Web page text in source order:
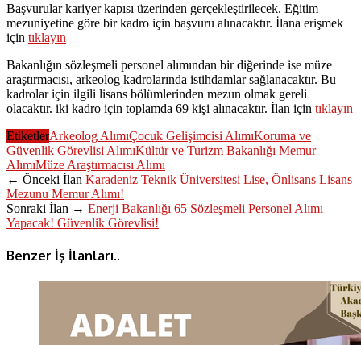
Başvurular kariyer kapısı üzerinden gerçekleştirilecek. Eğitim
mezuniyetine göre bir kadro için başvuru alınacaktır. İlana erişmek
için tıklayın
Bakanlığın sözleşmeli personel alımından bir diğerinde ise müze
araştırmacısı, arkeolog kadrolarında istihdamlar sağlanacaktır. Bu
kadrolar için ilgili lisans bölümlerinden mezun olmak gereli
olacaktır. iki kadro için toplamda 69 kişi alınacaktır. İlan için tıklayın
EtiketlerArkeolog AlımıÇocuk Gelişimcisi AlımıKoruma ve
Güvenlik Görevlisi AlımıKültür ve Turizm Bakanlığı Memur
AlımıMüze Araştırmacısı Alımı
← Önceki İlan Karadeniz Teknik Üniversitesi Lise, Önlisans Lisans
Mezunu Memur Alımı!
Sonraki İlan → Enerji Bakanlığı 65 Sözleşmeli Personel Alımı
Yapacak! Güvenlik Görevlisi!
Benzer İş İlanları..